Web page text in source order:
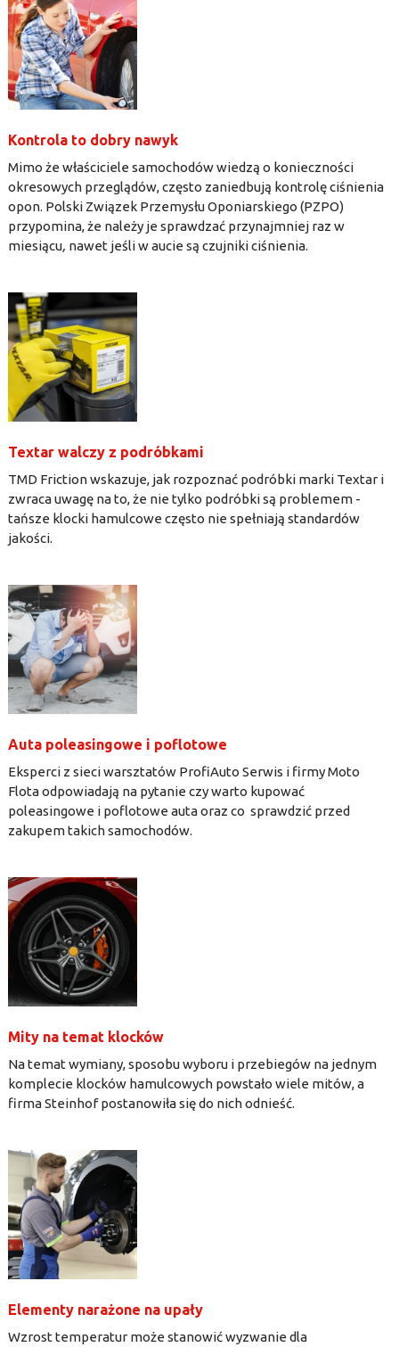
Kontrola to dobry nawyk
Mimo że właściciele samochodów wiedzą o konieczności
okresowych przeglądów, często zaniedbują kontrolę ciśnienia
opon. Polski Związek Przemysłu Oponiarskiego (PZPO)
przypomina, że należy je sprawdzać przynajmniej raz w
miesiącu, nawet jeśli w aucie są czujniki ciśnienia.
Textar walczy z podróbkami
TMD Friction wskazuje, jak rozpoznać podróbki marki Textar i
zwraca uwagę na to, że nie tylko podróbki są problemem -
tańsze klocki hamulcowe często nie spełniają standardów
jakości.
Auta poleasingowe i poflotowe
Eksperci z sieci warsztatów ProfiAuto Serwis i firmy Moto
Flota odpowiadają na pytanie czy warto kupować
poleasingowe i poflotowe auta oraz co sprawdzić przed
zakupem takich samochodów.
Mity na temat klocków
Na temat wymiany, sposobu wyboru i przebiegów na jednym
komplecie klocków hamulcowych powstało wiele mitów, a
firma Steinhof postanowiła się do nich odnieść.
Elementy narażone na upały
Wzrost temperatur może stanowić wyzwanie dla